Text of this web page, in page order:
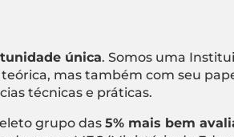
única. Somos uma
mas também com seu
técnicas e práticas.
grupo das5% mais bem